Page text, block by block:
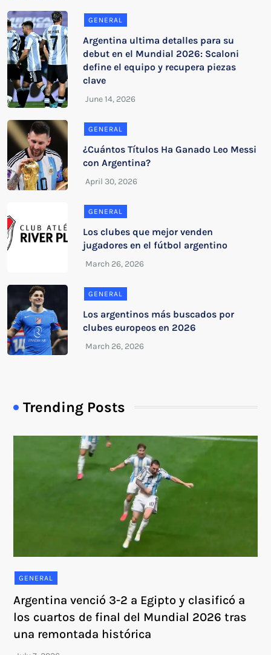
GENERAL
Argentina ultima detalles para su
debut en el Mundial 2026: Scaloni
define el equipo y recupera piezas
clave
GENERAL
¿Cuántos Títulos Ha Ganado Leo Messi
con Argentina?
GENERAL
Los clubes que mejor venden
jugadores en el fútbol argentino
GENERAL
Los argentinos más buscados por
clubes europeos en 2026
Trending Posts
GENERAL
Argentina venció 3-2 a Egipto y clasificó a
los cuartos de final del Mundial 2026 tras
una remontada histórica